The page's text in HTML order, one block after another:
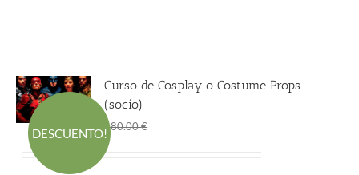
DESCUENTO!
Curso de Cosplay o Costume Props
(socio)
480.00€